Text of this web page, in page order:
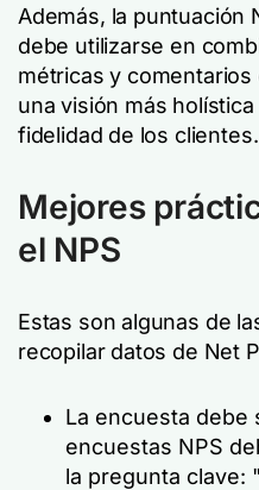
Además, la puntuación
debe utilizarse en
métricas y
una visión más
fidelidad de los clientes.
Mejores
el NPS
Estas son algunas de
recopilar datos de Net
La encuesta debe
encuestas NPS
la pregunta clave: